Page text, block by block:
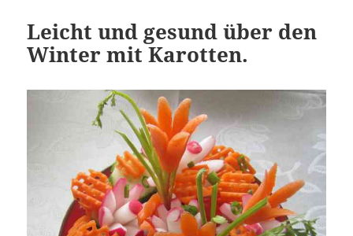
Leicht und gesund über den
Winter mit Karotten.